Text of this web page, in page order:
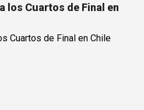
los Cuartos de Final en